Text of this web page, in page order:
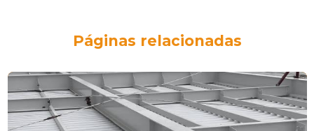
Páginas relacionadas